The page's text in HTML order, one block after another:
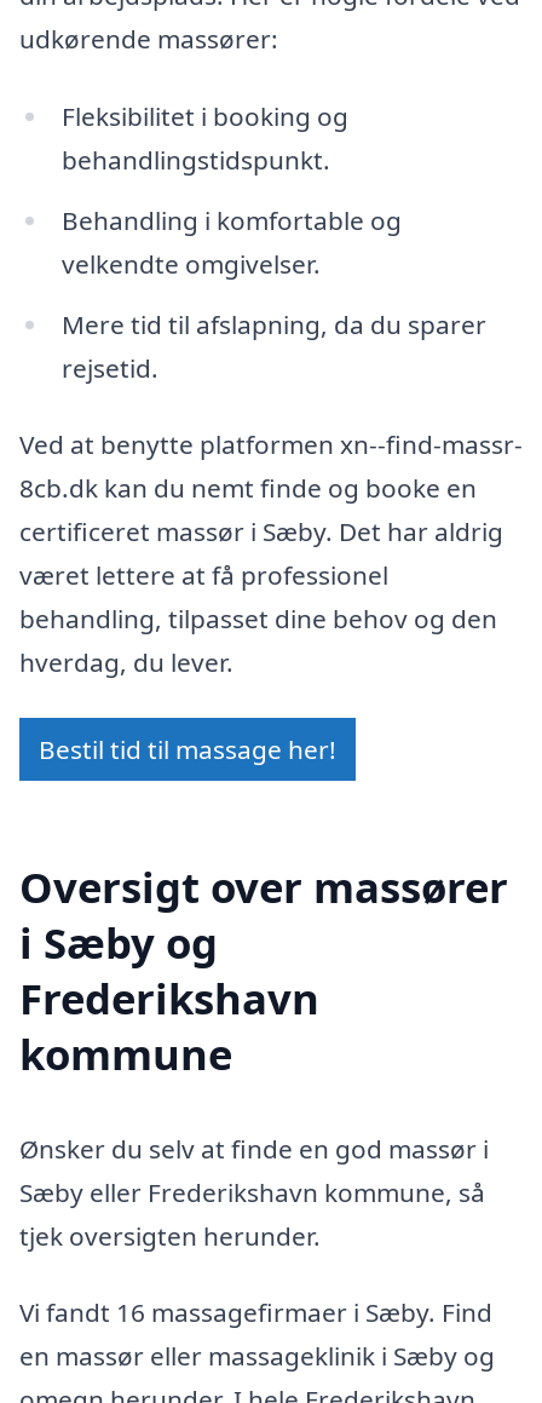
udkørende massører:
Fleksibilitet i booking og
behandlingstidspunkt.
Behandling i komfortable og
velkendte omgivelser.
Mere tid til afslapning, da du sparer
rejsetid.
Ved at benytte platformen xn--find-massr-
8cb.dk kan du nemt finde og booke en
certificeret massør i Sæby. Det har aldrig
været lettere at få professionel
behandling, tilpasset dine behov og den
hverdag, du lever.
Bestil tid til massage her!
Oversigt over massører
i Sæby og
Frederikshavn
kommune
Ønsker du selv at finde en god massør i
Sæby eller Frederikshavn kommune, så
tjek oversigten herunder.
Vi fandt 16 massagefirmaer i Sæby. Find
en massør eller massageklinik i Sæby og